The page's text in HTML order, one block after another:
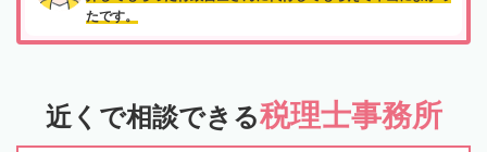
たです。
近くで相談できる税理士事務所